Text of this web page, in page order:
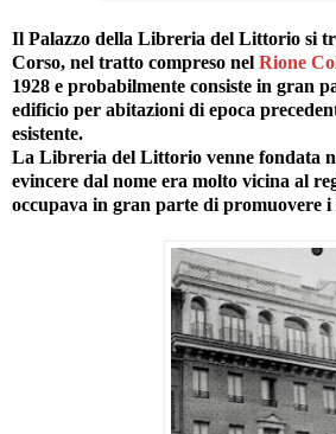
Il Palazzo della Libreria del Littorio si
Corso, nel tratto compreso nel Rione
1928 e probabilmente consiste in gran
edificio per abitazioni di epoca
esistente.
La Libreria del Littorio venne fondata
evincere dal nome era molto vicina al
occupava in gran parte di promuovere